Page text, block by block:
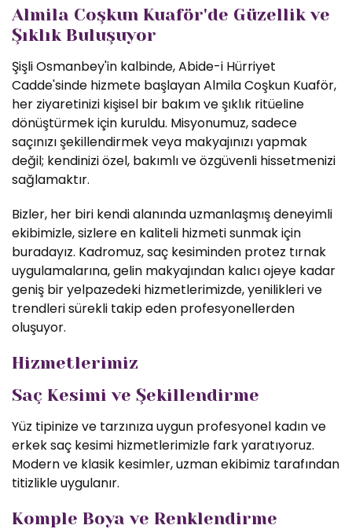
Almila Coşkun Kuaför'de Güzellik ve
Şıklık Buluşuyor
Şişli Osmanbey'in kalbinde, Abide-i Hürriyet
Cadde'sinde hizmete başlayan Almila Coşkun Kuaför,
her ziyaretinizi kişisel bir bakım ve şıklık ritüeline
dönüştürmek için kuruldu. Misyonumuz, sadece
saçınızı şekillendirmek veya makyajınızı yapmak
değil; kendinizi özel, bakımlı ve özgüvenli hissetmenizi
sağlamaktır.
Bizler, her biri kendi alanında uzmanlaşmış deneyimli
ekibimizle, sizlere en kaliteli hizmeti sunmak için
buradayız. Kadromuz, saç kesiminden protez tırnak
uygulamalarına, gelin makyajından kalıcı ojeye kadar
geniş bir yelpazedeki hizmetlerimizde, yenilikleri ve
trendleri sürekli takip eden profesyonellerden
oluşuyor.
Hizmetlerimiz
Saç Kesimi ve Şekillendirme
Yüz tipinize ve tarzınıza uygun profesyonel kadın ve
erkek saç kesimi hizmetlerimizle fark yaratıyoruz.
Modern ve klasik kesimler, uzman ekibimiz tarafından
titizlikle uygulanır.
Komple Boya ve Renklendirme